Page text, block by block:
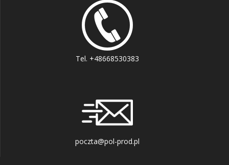
Tel. +48668530383
poczta@pol-prod.pl